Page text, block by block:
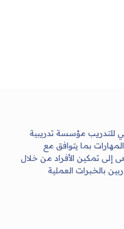
للتدريب مؤسسة تدريبية
بما يتوافق مع
تمكين الأفراد من خلال
بالخبرات العملية